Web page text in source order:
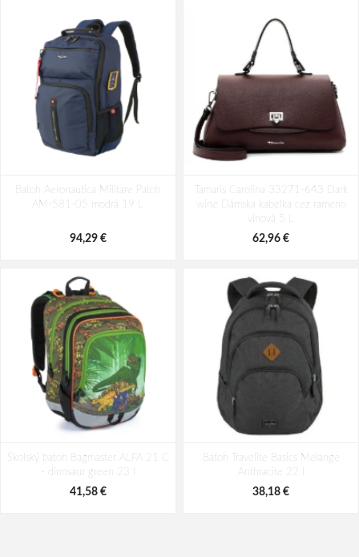
AM-580-05 modrá 22 L
Rosé 35 l
49,10 €
Batoh Aeronautica Militare Patch
AM-581-05 modrá 19 L
94,29 €
Tamaris Carolina 33271-643 Dark
wine Dámska kabelka cez rameno
vínová 5 L
62,96 €
Školský batoh Bagmaster ALFA 21 C
- dinosaur green 23 l
41,58 €
Batoh Travelite Basics Melange
Anthracite 22 l
38,18 €